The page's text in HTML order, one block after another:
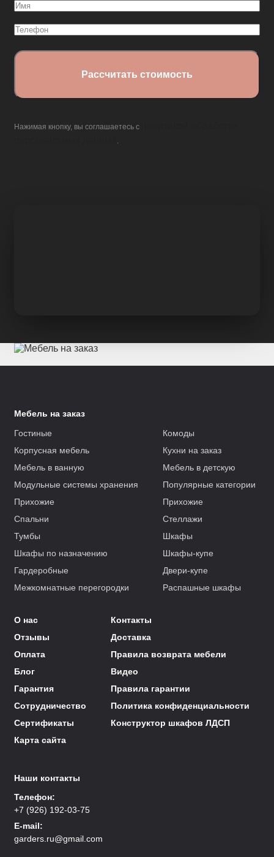
Имя
Телефон
Нажимая кнопку, вы соглашаетесь с
.
Мебель на заказ
Гостиные
Комоды
Корпусная мебель
Кухни на заказ
Мебель в ванную
Мебель в детскую
Модульные системы хранения
Популярные категории
Прихожие
Прихожие
Спальни
Стеллажи
Тумбы
Шкафы
Шкафы по назначению
Шкафы-купе
Гардеробные
Двери-купе
Межкомнатные перегородки
Распашные шкафы
О нас
Контакты
Отзывы
Доставка
Оплата
Правила возврата мебели
Блог
Видео
Гарантия
Правила гарантии
Сотрудничество
Политика конфиденциальности
Сертификаты
Конструктор шкафов ЛДСП
Карта сайта
Наши контакты
Телефон:
+7 (926) 192-03-75
E-mail:
garders.ru@gmail.com